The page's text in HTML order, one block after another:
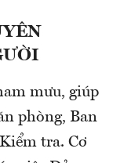
mưu, giúp
phòng, Ban
tra. Cơ